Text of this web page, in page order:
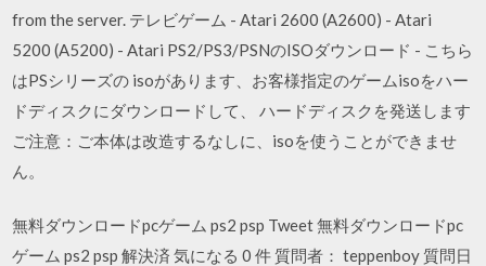
from the server. テレビゲーム - Atari 2600 (A2600) - Atari
5200 (A5200) - Atari PS2/PS3/PSNのISOダウンロード - こちら
はPSシリーズの isoがあります、お客様指定のゲームisoをハー
ドディスクにダウンロードして、 ハードディスクを発送します
ご注意：ご本体は改造するなしに、isoを使うことができませ
ん。
無料ダウンロードpcゲーム ps2 psp Tweet 無料ダウンロードpc
ゲーム ps2 psp 解決済 気になる 0 件 質問者： teppenboy 質問日